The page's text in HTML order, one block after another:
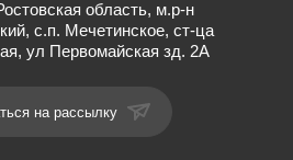
область, м.р-н
с.п. Мечетинское, ст-ца
ул Первомайская зд. 2А
на рассылку